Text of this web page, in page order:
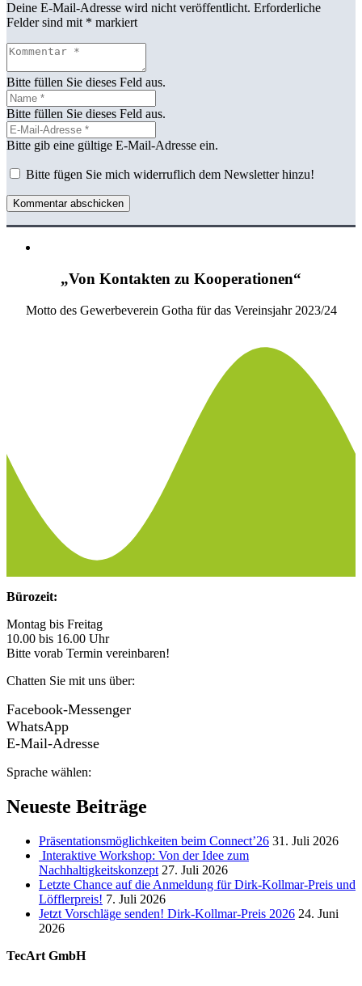
Deine E-Mail-Adresse wird nicht veröffentlicht. Erforderliche
Felder sind mit * markiert
Bitte füllen Sie dieses Feld aus.
Bitte füllen Sie dieses Feld aus.
Bitte gib eine gültige E-Mail-Adresse ein.
Bitte fügen Sie mich widerruflich dem Newsletter hinzu!
Kommentar abschicken
„Von Kontakten zu Kooperationen“
Motto des Gewerbeverein Gotha für das Vereinsjahr 2023/24
Bürozeit:
Montag bis Freitag
10.00 bis 16.00 Uhr
Bitte vorab Termin vereinbaren!
Chatten Sie mit uns über:
Facebook-Messenger
WhatsApp
E-Mail-Adresse
Sprache wählen:
Neueste Beiträge
Präsentationsmöglichkeiten beim Connect’26 31. Juli 2026
Interaktive Workshop: Von der Idee zum
Nachhaltigkeitskonzept 27. Juli 2026
Letzte Chance auf die Anmeldung für Dirk-Kollmar-Preis und
Löfflerpreis! 7. Juli 2026
Jetzt Vorschläge senden! Dirk-Kollmar-Preis 2026 24. Juni
2026
TecArt GmbH